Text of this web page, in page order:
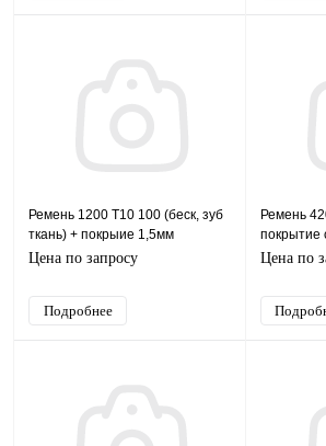
Ремень 1200 T10 100 (беск, зуб
ткань) + покрыие 1,5мм
Цена по запросу
Подробнее
Ремень
покрытие
Цена по